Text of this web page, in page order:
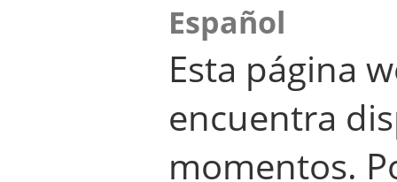
Español
Esta página
encuentra
momentos.